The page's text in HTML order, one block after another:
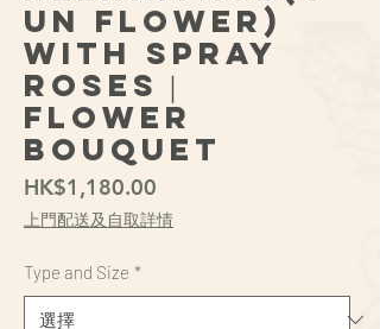
un Flower)
with Spray
Roses｜
Flower
Bouquet
HK$1,180.00
格
上門配送及自取詳情
Type and Size *